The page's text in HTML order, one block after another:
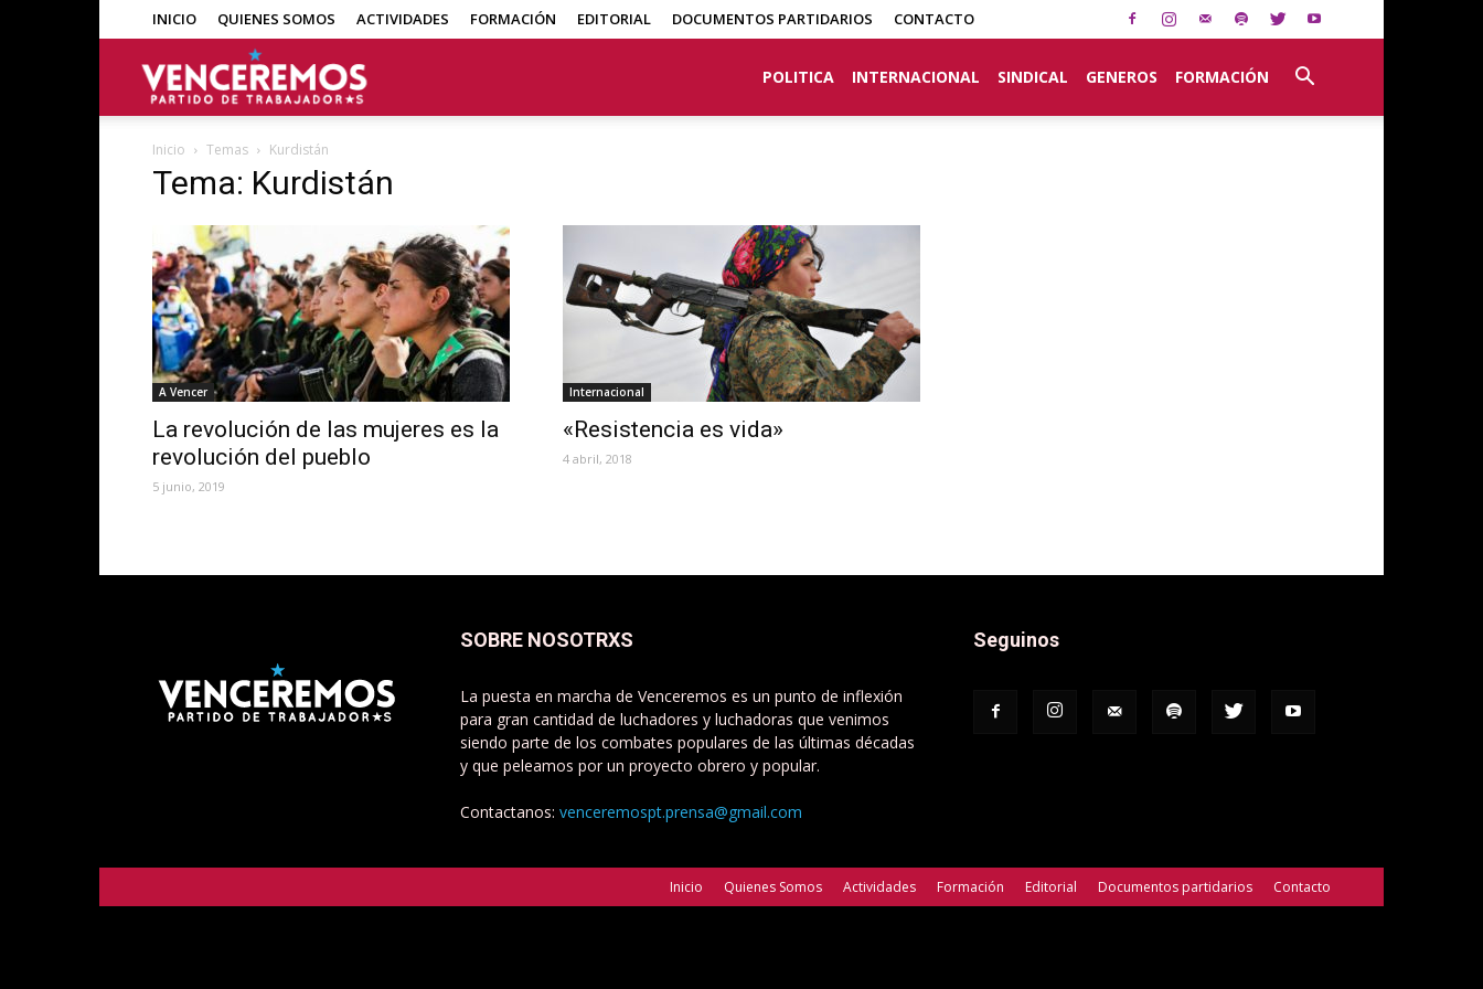
INICIO QUIENES SOMOS ACTIVIDADES FORMACIÓN EDITORIAL DOCUMENTOS PARTIDARIOS CONTACTO
POLITICA INTERNACIONAL SINDICAL GENEROS FORMACIÓN
Inicio Temas Kurdistán
Tema: Kurdistán
A Vencer
La revolución de las mujeres es la
revolución del pueblo
5 junio, 2019
Internacional
«Resistencia es vida»
4 abril, 2018
SOBRE NOSOTRXS
La puesta en marcha de Venceremos es un punto de inflexión
para gran cantidad de luchadores y luchadoras que venimos
siendo parte de los combates populares de las últimas décadas
y que peleamos por un proyecto obrero y popular.
Contactanos: venceremospt.prensa@gmail.com
Seguinos
Inicio Quienes Somos Actividades Formación Editorial Documentos partidarios Contacto